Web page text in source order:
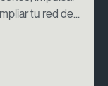
tu red de...